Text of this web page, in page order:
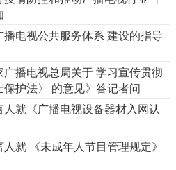
电视公共服务体系 建设的指导
播电视总局关于 学习宣传贯彻
保护法〉 的意见》答记者问
就《广播电视设备器材入网认
就 《未成年人节目管理规定》